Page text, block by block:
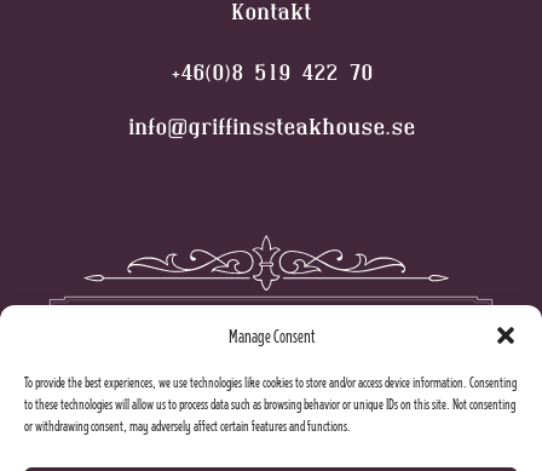
Manage Consent
To provide the best experiences, we use technologies like cookies to store and/or access device information. Consenting
to these technologies will allow us to process data such as browsing behavior or unique IDs on this site. Not consenting
or withdrawing consent, may adversely affect certain features and functions.
Kontakt
+46(0)8 519 422 70
info@griffinssteakhouse.se